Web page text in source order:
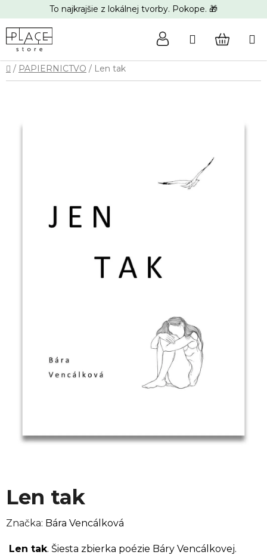
na
obsah
To najkrajšie z lokálnej tvorby. Pokope. 🎁
Hľadať
Domov
/ PAPIERNICTVO / Len tak
Len tak
Značka: Bára Vencálková
Len tak. Šiesta zbierka poézie Báry Vencálkovej.